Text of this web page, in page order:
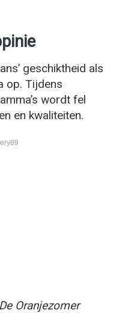
geschiktheid als
op. Tijdens
wordt fel
en kwaliteiten.
De Oranjezomer